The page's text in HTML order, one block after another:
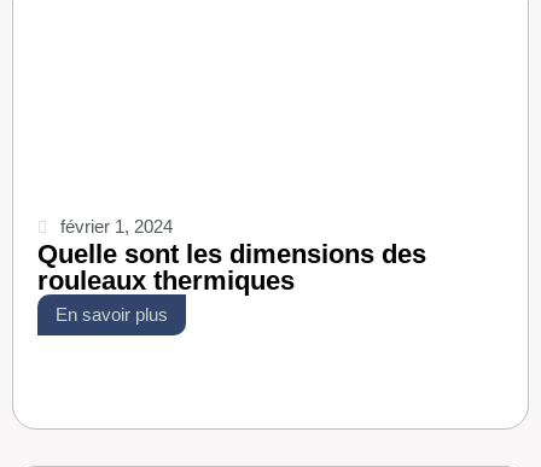
février 1, 2024
Quelle sont les dimensions des
rouleaux thermiques
En savoir plus